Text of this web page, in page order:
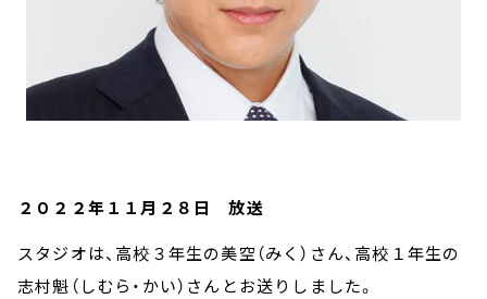
２０２２年１１月２８日 放送
スタジオは、高校３年生の美空（みく）さん、高校１年生の
志村魁（しむら・かい）さんとお送りしました。